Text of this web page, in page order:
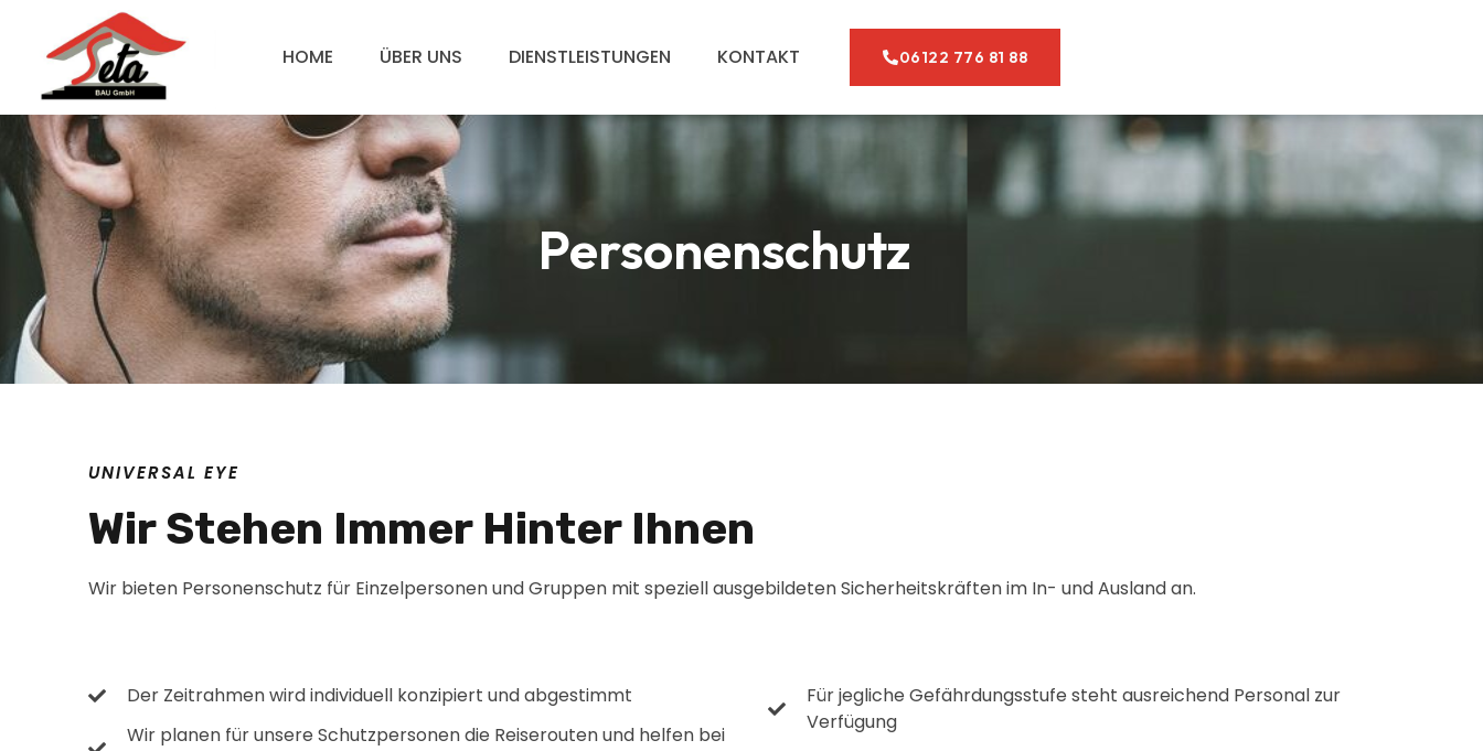
HOME ÜBER UNS DIENSTLEISTUNGEN KONTAKT 06122 776 81 88
Personenschutz
UNIVERSAL EYE
Wir Stehen Immer Hinter Ihnen
Wir bieten Personenschutz für Einzelpersonen und Gruppen mit speziell ausgebildeten Sicherheitskräften im In- und Ausland an.
Der Zeitrahmen wird individuell konzipiert und abgestimmt
Wir planen für unsere Schutzpersonen die Reiserouten und helfen bei
Für jegliche Gefährdungsstufe steht ausreichend Personal zur
Verfügung